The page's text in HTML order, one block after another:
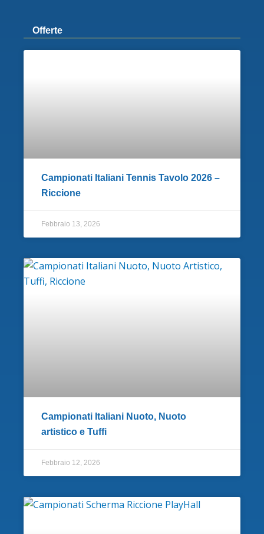
Offerte
Campionati Italiani Tennis Tavolo 2026 –
Riccione
Febbraio 13, 2026
Campionati Italiani Nuoto, Nuoto
artistico e Tuffi
Febbraio 12, 2026